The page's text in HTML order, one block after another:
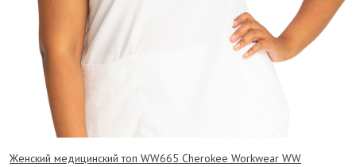
Женский медицинский топ WW665 Cherokee Workwear WW